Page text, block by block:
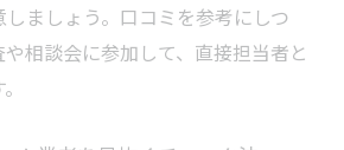
ましょう。口コミを参考にしつ
相談会に参加して、直接担当者と